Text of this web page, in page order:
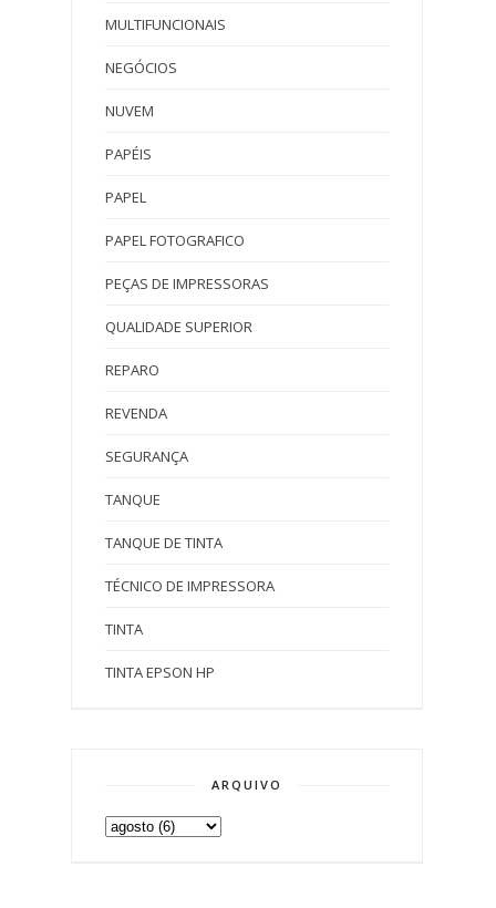
MULTIFUNCIONAIS
NEGÓCIOS
NUVEM
PAPÉIS
PAPEL
PAPEL FOTOGRAFICO
PEÇAS DE IMPRESSORAS
QUALIDADE SUPERIOR
REPARO
REVENDA
SEGURANÇA
TANQUE
TANQUE DE TINTA
TÉCNICO DE IMPRESSORA
TINTA
TINTA EPSON HP
ARQUIVO